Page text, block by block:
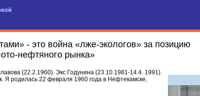
- это война «лже-экологов» за позицию
нефтяного рынка»
(22.2.1960). Экс Годунина (23.10.1981-14.4. 1991).
Я родилась 22 февраля 1960 года в Нефтекамске,